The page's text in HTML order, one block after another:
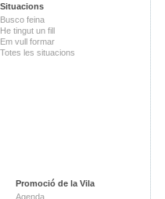
Situacions
Busco feina
He tingut un fill
Em vull formar
Totes les situacions
Promoció de la Vila
Agenda